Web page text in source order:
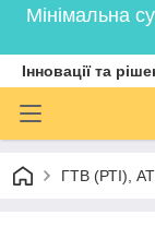
Мінімальна
Інновації та
ГТВ (РТI),